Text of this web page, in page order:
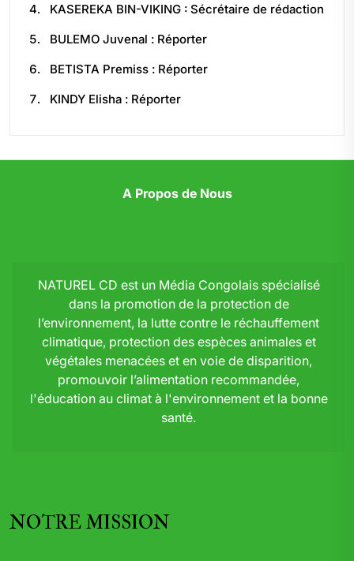
KASEREKA BIN-VIKING : Sécrétaire de rédaction
BULEMO Juvenal : Réporter
BETISTA Premiss : Réporter
KINDY Elisha : Réporter
A Propos de Nous
NATUREL CD est un Média Congolais spécialisé
dans la promotion de la protection de
l’environnement, la lutte contre le réchauffement
climatique, protection des espèces animales et
végétales menacées et en voie de disparition,
promouvoir l’alimentation recommandée,
l'éducation au climat à l'environnement et la bonne
santé.
NOTRE MISSION